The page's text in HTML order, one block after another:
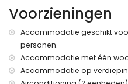
Meer informatie
dichtstbijzijnde stad: het
kilometer van het
dichtstbijzijnde oever:
van het appartement)
directe toegang tot het
dichtstbijzijnde haven:
Voorzieningen
Accommodatie geschikt
personen.
Accommodatie met één
Accommodatie op